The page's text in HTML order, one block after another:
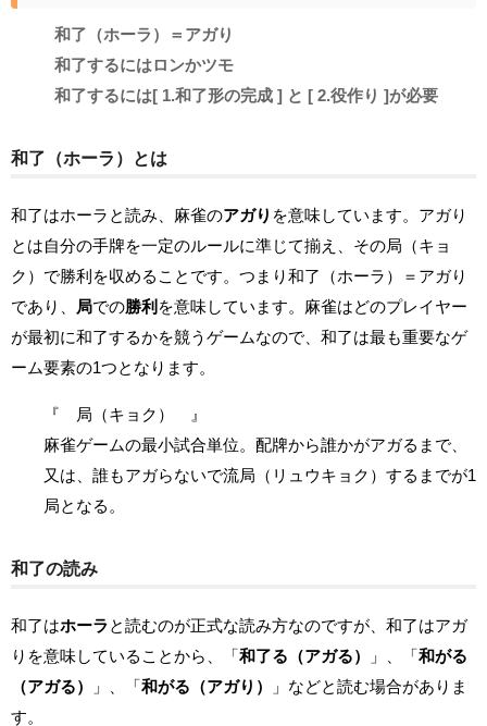
和了（ホーラ）＝アガり
和了するにはロンかツモ
和了するには[ 1.和了形の完成 ] と [ 2.役作り ]が必要
和了（ホーラ）とは
和了はホーラと読み、麻雀のアガり を意味しています。アガり
とは自分の手牌を一定のルールに準じて揃え、その局（キョ
ク）で勝利を収めることです。つまり和了（ホーラ）＝アガり
であり、
局での勝利 を意味しています。麻雀はどのプレイヤー
が最初に和了するかを競うゲームなので、和了は最も重要なゲ
ーム要素の1つとなります。
『 局（キョク） 』
麻雀ゲームの最小試合単位。配牌から誰かがアガるまで、
又は、誰もアガらないで流局（リュウキョク）するまでが1
局となる。
和了の読み
和了はホーラと読むのが正式な読み方なのですが、和了はアガ
りを意味していることから、「和了る（アガる） 」、「和がる
（アガる）
」、「和がる（アガり）
」などと読む場合がありま
す。